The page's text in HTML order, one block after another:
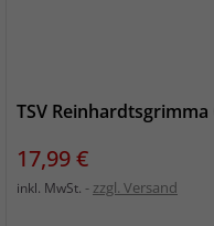
TSV
Preis
17,99 €
inkl. MwSt. zzgl. Versand